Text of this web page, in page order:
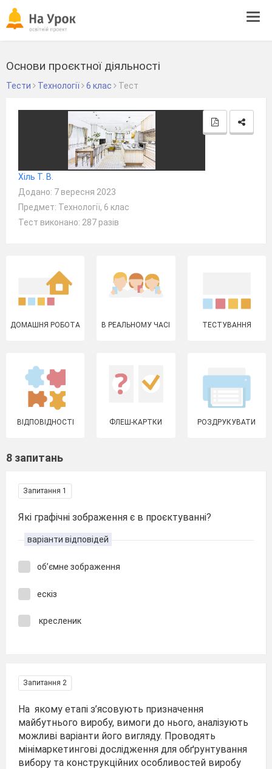
Основи проєктної діяльності
Тести Технології 6 клас Тест
Хіль Т. В.
Додано: 7 вересня 2023
Предмет: Технології, 6 клас
Тест виконано: 287 разів
ДОМАШНЯ РОБОТА В РЕАЛЬНОМУ ЧАСІ ТЕСТУВАННЯ
ВІДПОВІДНОСТІ ФЛЕШ-КАРТКИ РОЗДРУКУВАТИ
8 запитань
Запитання 1
Які графічні зображення є в проєктуванні?
варіанти відповідей
об’ємне зображення
ескіз
кресленик
Запитання 2
На якому етапі з’ясовують призначення
майбутнього виробу, вимоги до нього, аналізують
можливі варіанти його вигляду. Проводять
мінімаркетингові дослідження для обґрунтування
вибору та конструкційних особливостей виробу